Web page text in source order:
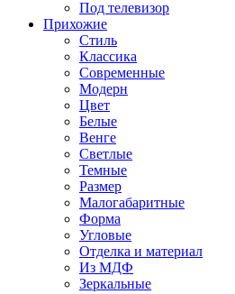
Под телевизор
Прихожие
Стиль
Классика
Современные
Модерн
Цвет
Белые
Венге
Светлые
Темные
Размер
Малогабаритные
Форма
Угловые
Отделка и материал
Из МДФ
Зеркальные